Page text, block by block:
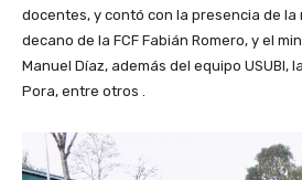
docentes, y contó con la presencia de la
decano de la FCF Fabián Romero, y el
Manuel Díaz, además del equipo USUBI,
Pora, entre otros .